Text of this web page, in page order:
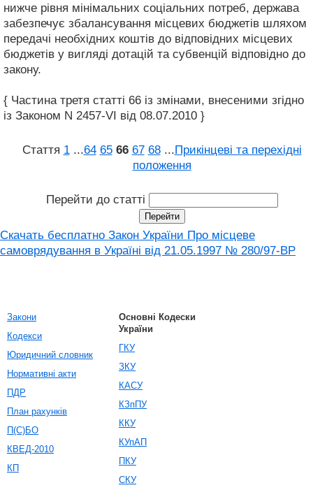
нижче рівня мінімальних соціальних потреб, держава
забезпечує збалансування місцевих бюджетів шляхом
передачі необхідних коштів до відповідних місцевих
бюджетів у вигляді дотацій та субвенцій відповідно до
закону.
{ Частина третя статті 66 із змінами, внесеними згідно
із Законом N 2457-VI від 08.07.2010 }
Стаття 1 ...64 65 66 67 68 ...Прикінцеві та перехідні
положення
Перейти до статті
Скачать бесплатно Закон України Про місцеве
самоврядування в Україні вiд 21.05.1997 № 280/97-ВР
Закони
Кодекси
Юридичний словник
Нормативні акти
ПДР
План рахунків
П(С)БО
КВЕД-2010
КП
Основні Кодески
України
ГКУ
ЗКУ
КАСУ
КЗпПУ
ККУ
КУпАП
ПКУ
СКУ